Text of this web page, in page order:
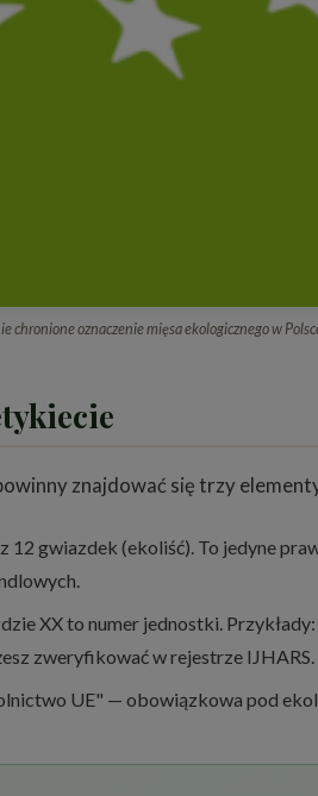
chronione oznaczenie mięsa ekologicznego w
znajdować się trzy
12 gwiazdek (ekoliść). To jedyne
XX to numer jednostki.
zweryfikować w rejestrze IJHARS.
UE" — obowiązkowa pod